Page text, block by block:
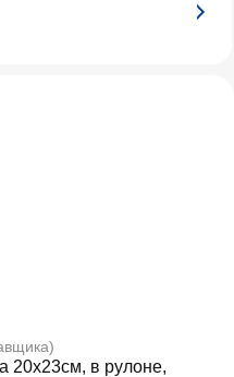
20х23см, в рулоне,